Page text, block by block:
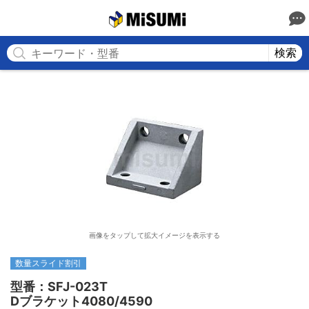
検索
画像をタップして拡大イメージを表示する
数量スライド割引
型番：SFJ-023T
Dブラケット4080/4590